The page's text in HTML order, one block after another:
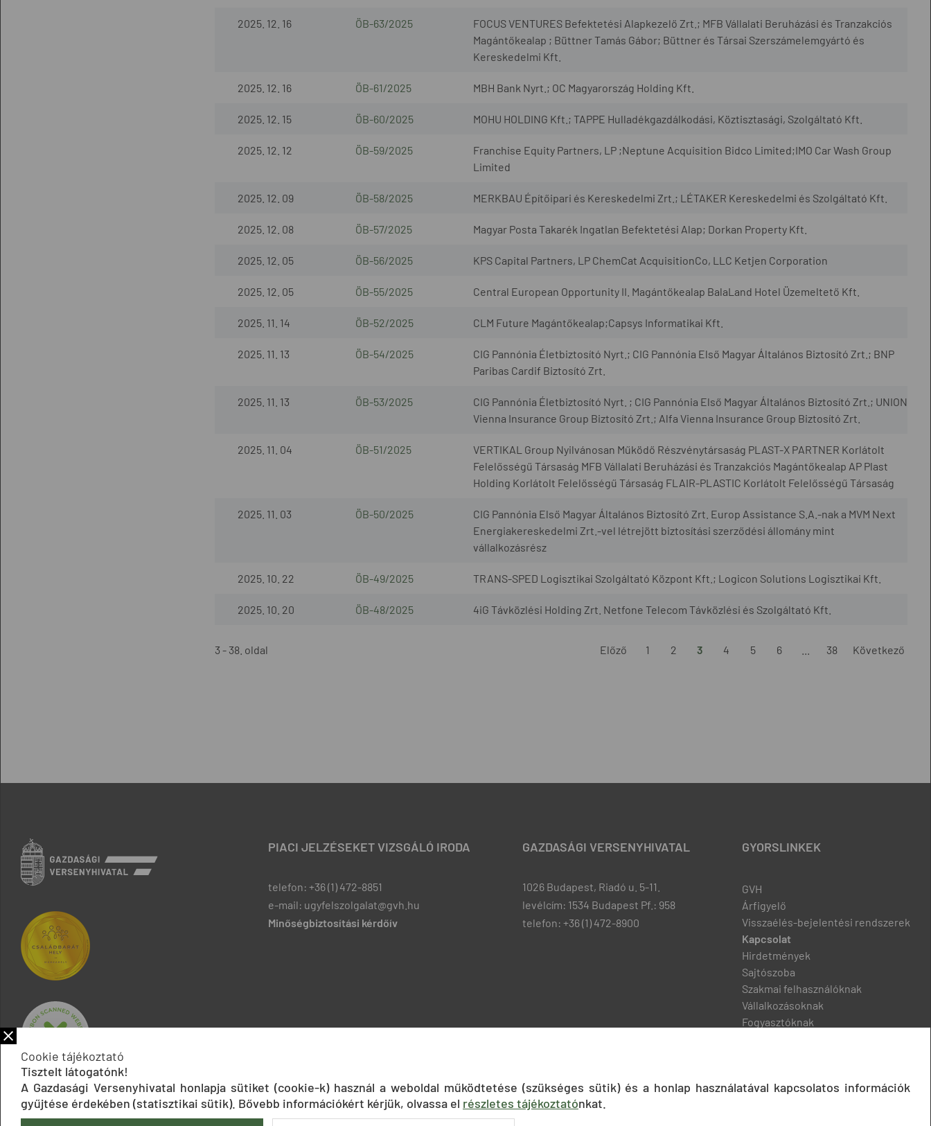
2025. 12. 16 ÖB-63/2025
FOCUS VENTURES Befektetési Alapkezelő Zrt.; MFB Vállalati Beruházási és Tranzakciós
Magántőkealap ; Büttner Tamás Gábor; Büttner és Társai Szerszámelemgyártó és
Kereskedelmi Kft.
2025. 12. 16 ÖB-61/2025 MBH Bank Nyrt.; OC Magyarország Holding Kft.
2025. 12. 15 ÖB-60/2025 MOHU HOLDING Kft.; TAPPE Hulladékgazdálkodási, Köztisztasági, Szolgáltató Kft.
2025. 12. 12 ÖB-59/2025
Franchise Equity Partners, LP ;Neptune Acquisition Bidco Limited;IMO Car Wash Group
Limited
2025. 12. 09 ÖB-58/2025 MERKBAU Építőipari és Kereskedelmi Zrt.; LÉTAKER Kereskedelmi és Szolgáltató Kft.
2025. 12. 08 ÖB-57/2025 Magyar Posta Takarék Ingatlan Befektetési Alap; Dorkan Property Kft.
2025. 12. 05 ÖB-56/2025 KPS Capital Partners, LP ChemCat AcquisitionCo, LLC Ketjen Corporation
2025. 12. 05 ÖB-55/2025 Central European Opportunity II. Magántőkealap BalaLand Hotel Üzemeltető Kft.
2025. 11. 14 ÖB-52/2025 CLM Future Magántőkealap;Capsys Informatikai Kft.
2025. 11. 13 ÖB-54/2025
CIG Pannónia Életbiztosító Nyrt.; CIG Pannónia Első Magyar Általános Biztosító Zrt.; BNP
Paribas Cardif Biztosító Zrt.
2025. 11. 13 ÖB-53/2025
CIG Pannónia Életbiztosító Nyrt. ; CIG Pannónia Első Magyar Általános Biztosító Zrt.; UNION
Vienna Insurance Group Biztosító Zrt.; Alfa Vienna Insurance Group Biztosító Zrt.
2025. 11. 04 ÖB-51/2025
VERTIKAL Group Nyilvánosan Működő Részvénytársaság PLAST-X PARTNER Korlátolt
Felelősségű Társaság MFB Vállalati Beruházási és Tranzakciós Magántőkealap AP Plast
Holding Korlátolt Felelősségű Társaság FLAIR-PLASTIC Korlátolt Felelősségű Társaság
2025. 11. 03 ÖB-50/2025
CIG Pannónia Első Magyar Általános Biztosító Zrt. Europ Assistance S.A.-nak a MVM Next
Energiakereskedelmi Zrt.-vel létrejött biztosítási szerződési állomány mint
vállalkozásrész
2025. 10. 22 ÖB-49/2025 TRANS-SPED Logisztikai Szolgáltató Központ Kft.; Logicon Solutions Logisztikai Kft.
2025. 10. 20 ÖB-48/2025 4iG Távközlési Holding Zrt. Netfone Telecom Távközlési és Szolgáltató Kft.
3 - 38. oldal Előző 1 2 3 4 5 6 38 Következő
PIACI JELZÉSEKET VIZSGÁLÓ IRODA
telefon: +36 (1) 472-8851
e-mail: ugyfelszolgalat@gvh.hu
Minőségbiztosítási kérdőív
GAZDASÁGI VERSENYHIVATAL
1026 Budapest, Riadó u. 5-11.
levélcím: 1534 Budapest Pf.: 958
telefon: +36 (1) 472-8900
GYORSLINKEK
GVH
Árfigyelő
Visszaélés-bejelentési rendszerek
Kapcsolat
Hirdetmények
Sajtószoba
Szakmai felhasználóknak
Vállalkozásoknak
Fogyasztóknak
Cookie tájékoztató
Tisztelt látogatónk!
A Gazdasági Versenyhivatal honlapja sütiket (cookie-k) használ a weboldal működtetése (szükséges sütik) és a honlap használatával kapcsolatos információk
gyűjtése érdekében (statisztikai sütik). Bővebb információkért kérjük, olvassa el részletes tájékoztatónkat.